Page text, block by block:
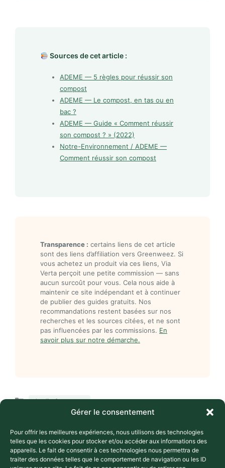
Gérer le consentement
Pour offrir les meilleures expériences, nous utilisons des technologies
telles que les cookies pour stocker et/ou accéder aux informations des
appareils. Le fait de consentir à ces technologies nous permettra de
traiter des données telles que le comportement de navigation ou les ID
Sources de cet article :
ADEME — 5 règles pour réussir son
compost
ADEME — Le compost, en tas ou en
bac ?
ADEME — Guide « Comment réussir
son compost ? » (2022)
Notre-Environnement / ADEME —
Comment réussir son compost
Transparence : certains liens de cet article
sont des liens d’affiliation vers Greenweez. Si
vous achetez un produit via ces liens, Via
Verta perçoit une petite commission — sans
aucun surcoût pour vous. Cela nous aide à
maintenir ce site indépendant et à continuer
de publier des guides gratuits. Nos
recommandations restent basées sur nos
recherches et les sources citées, et ne sont
pas influencées par les commissions. En
savoir plus sur notre démarche.
Catégories
Jardin & potager
compost , économies ,
déchet
Semences reproductibles : récolter,